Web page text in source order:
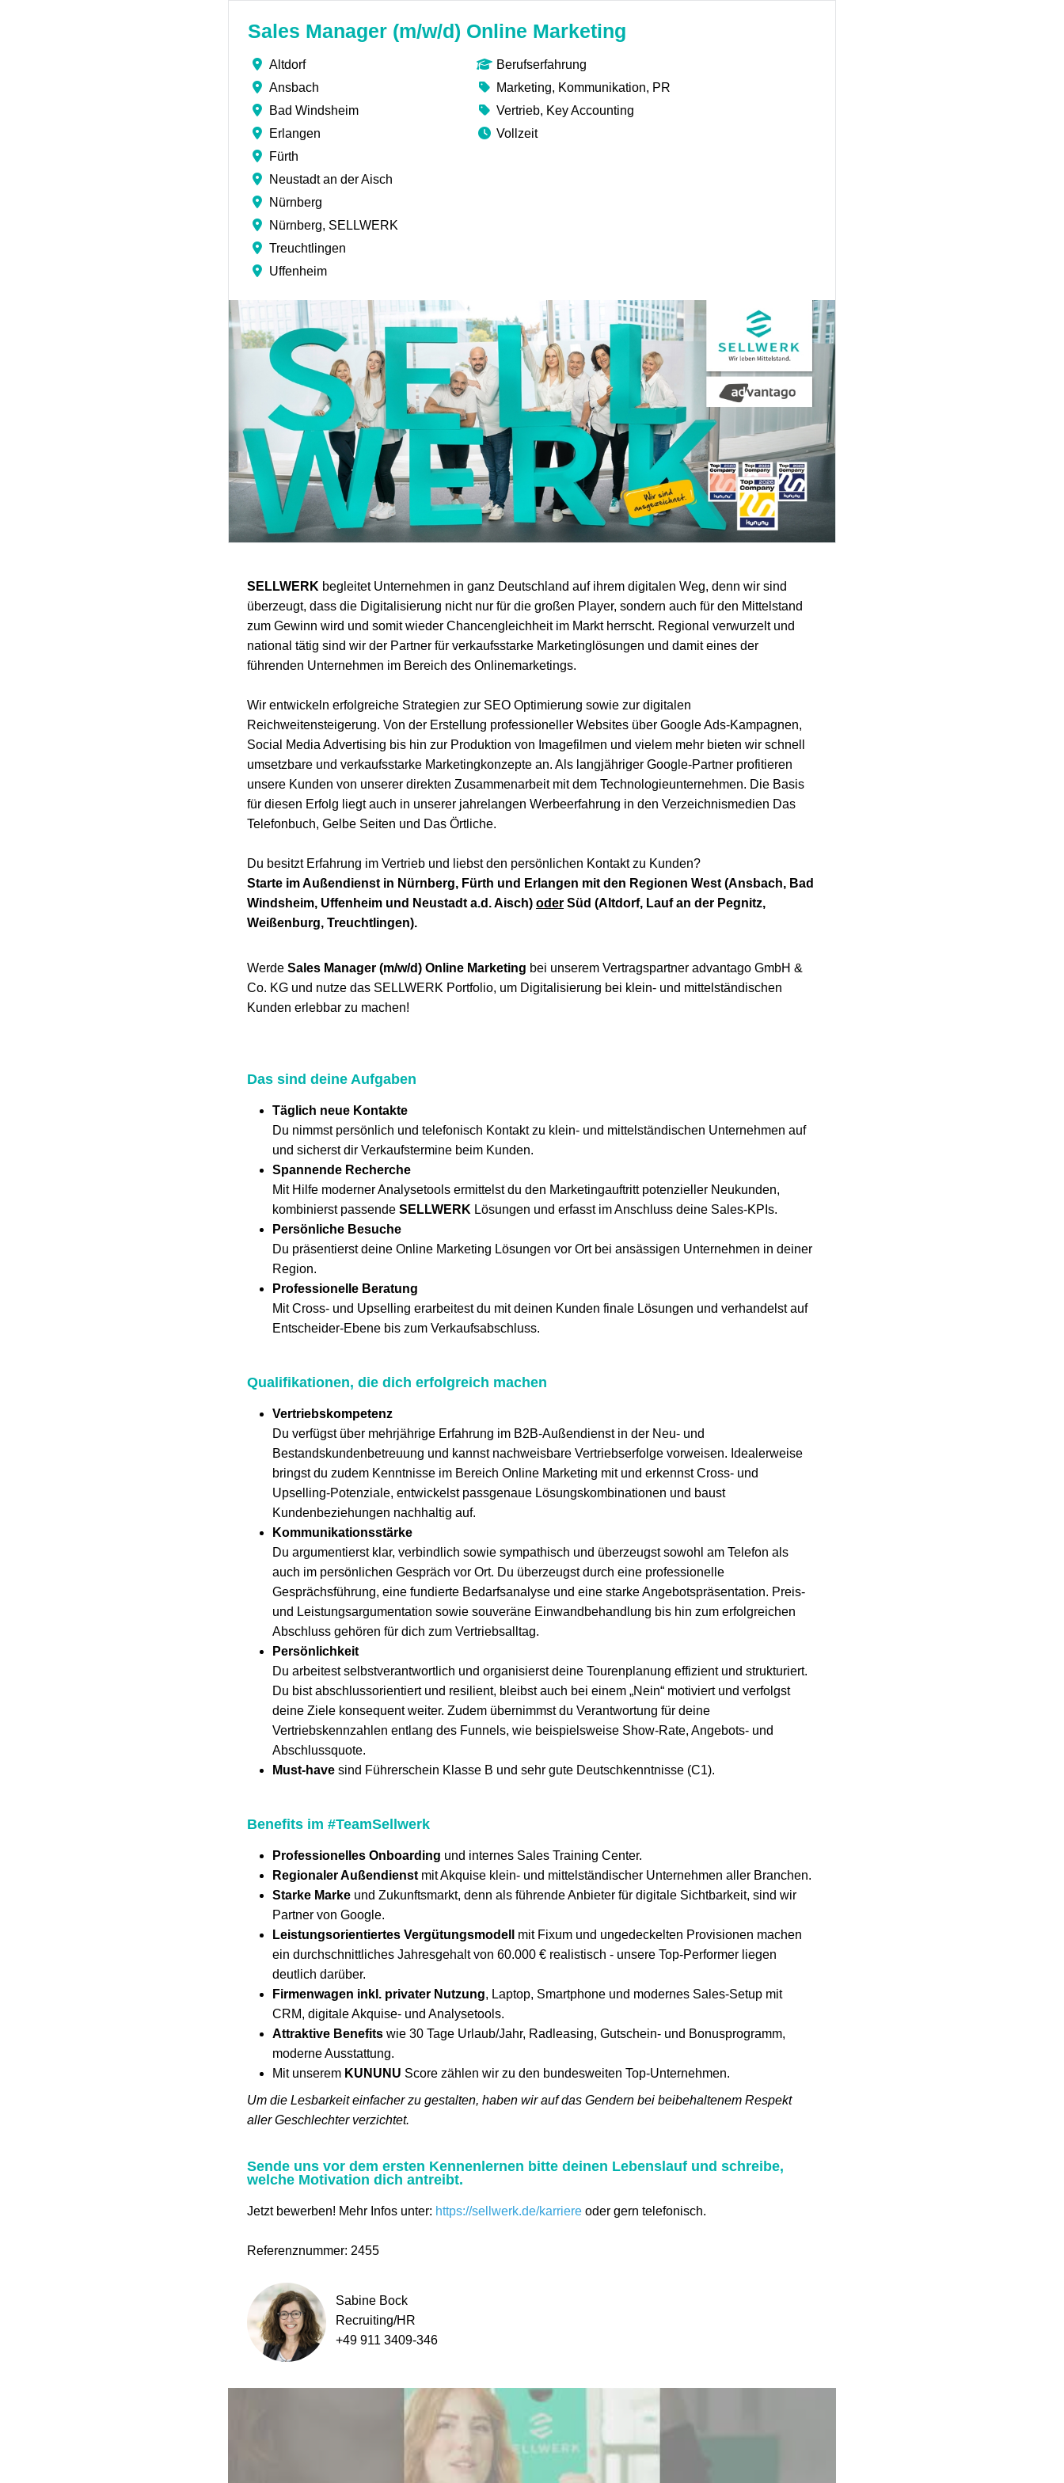
Sales Manager (m/w/d) Online Marketing
Altdorf
Ansbach
Bad Windsheim
Erlangen
Fürth
Neustadt an der Aisch
Nürnberg
Nürnberg, SELLWERK
Treuchtlingen
Uffenheim
Berufserfahrung
Marketing, Kommunikation, PR
Vertrieb, Key Accounting
Vollzeit
SELLWERK begleitet Unternehmen in ganz Deutschland auf ihrem digitalen Weg, denn wir sind
überzeugt, dass die Digitalisierung nicht nur für die großen Player, sondern auch für den Mittelstand
zum Gewinn wird und somit wieder Chancengleichheit im Markt herrscht. Regional verwurzelt und
national tätig sind wir der Partner für verkaufsstarke Marketinglösungen und damit eines der
führenden Unternehmen im Bereich des Onlinemarketings.
Wir entwickeln erfolgreiche Strategien zur SEO Optimierung sowie zur digitalen
Reichweitensteigerung. Von der Erstellung professioneller Websites über Google Ads-Kampagnen,
Social Media Advertising bis hin zur Produktion von Imagefilmen und vielem mehr bieten wir schnell
umsetzbare und verkaufsstarke Marketingkonzepte an. Als langjähriger Google-Partner profitieren
unsere Kunden von unserer direkten Zusammenarbeit mit dem Technologieunternehmen. Die Basis
für diesen Erfolg liegt auch in unserer jahrelangen Werbeerfahrung in den Verzeichnismedien Das
Telefonbuch, Gelbe Seiten und Das Örtliche.
Du besitzt Erfahrung im Vertrieb und liebst den persönlichen Kontakt zu Kunden?
Starte im Außendienst in Nürnberg, Fürth und Erlangen mit den Regionen West (Ansbach, Bad
Windsheim, Uffenheim und Neustadt a.d. Aisch) oder Süd (Altdorf, Lauf an der Pegnitz,
Weißenburg, Treuchtlingen).
Werde Sales Manager (m/w/d) Online Marketing bei unserem Vertragspartner advantago GmbH &
Co. KG und nutze das SELLWERK Portfolio, um Digitalisierung bei klein- und mittelständischen
Kunden erlebbar zu machen!
Das sind deine Aufgaben
Täglich neue Kontakte
Du nimmst persönlich und telefonisch Kontakt zu klein- und mittelständischen Unternehmen auf
und sicherst dir Verkaufstermine beim Kunden.
Spannende Recherche
Mit Hilfe moderner Analysetools ermittelst du den Marketingauftritt potenzieller Neukunden,
kombinierst passende SELLWERK Lösungen und erfasst im Anschluss deine Sales-KPIs.
Persönliche Besuche
Du präsentierst deine Online Marketing Lösungen vor Ort bei ansässigen Unternehmen in deiner
Region.
Professionelle Beratung
Mit Cross- und Upselling erarbeitest du mit deinen Kunden finale Lösungen und verhandelst auf
Entscheider-Ebene bis zum Verkaufsabschluss.
Qualifikationen, die dich erfolgreich machen
Vertriebskompetenz
Du verfügst über mehrjährige Erfahrung im B2B-Außendienst in der Neu- und
Bestandskundenbetreuung und kannst nachweisbare Vertriebserfolge vorweisen. Idealerweise
bringst du zudem Kenntnisse im Bereich Online Marketing mit und erkennst Cross- und
Upselling-Potenziale, entwickelst passgenaue Lösungskombinationen und baust
Kundenbeziehungen nachhaltig auf.
Kommunikationsstärke
Du argumentierst klar, verbindlich sowie sympathisch und überzeugst sowohl am Telefon als
auch im persönlichen Gespräch vor Ort. Du überzeugst durch eine professionelle
Gesprächsführung, eine fundierte Bedarfsanalyse und eine starke Angebotspräsentation. Preis-
und Leistungsargumentation sowie souveräne Einwandbehandlung bis hin zum erfolgreichen
Abschluss gehören für dich zum Vertriebsalltag.
Persönlichkeit
Du arbeitest selbstverantwortlich und organisierst deine Tourenplanung effizient und strukturiert.
Du bist abschlussorientiert und resilient, bleibst auch bei einem „Nein“ motiviert und verfolgst
deine Ziele konsequent weiter. Zudem übernimmst du Verantwortung für deine
Vertriebskennzahlen entlang des Funnels, wie beispielsweise Show-Rate, Angebots- und
Abschlussquote.
Must-have sind Führerschein Klasse B und sehr gute Deutschkenntnisse (C1).
Benefits im #TeamSellwerk
Professionelles Onboarding und internes Sales Training Center.
Regionaler Außendienst mit Akquise klein- und mittelständischer Unternehmen aller Branchen.
Starke Marke und Zukunftsmarkt, denn als führende Anbieter für digitale Sichtbarkeit, sind wir
Partner von Google.
Leistungsorientiertes Vergütungsmodell mit Fixum und ungedeckelten Provisionen machen
ein durchschnittliches Jahresgehalt von 60.000 € realistisch - unsere Top-Performer liegen
deutlich darüber.
Firmenwagen inkl. privater Nutzung, Laptop, Smartphone und modernes Sales-Setup mit
CRM, digitale Akquise- und Analysetools.
Attraktive Benefits wie 30 Tage Urlaub/Jahr, Radleasing, Gutschein- und Bonusprogramm,
moderne Ausstattung.
Mit unserem KUNUNU Score zählen wir zu den bundesweiten Top-Unternehmen.
Um die Lesbarkeit einfacher zu gestalten, haben wir auf das Gendern bei beibehaltenem Respekt
aller Geschlechter verzichtet.
Sende uns vor dem ersten Kennenlernen bitte deinen Lebenslauf und schreibe,
welche Motivation dich antreibt.
Jetzt bewerben! Mehr Infos unter: https://sellwerk.de/karriere oder gern telefonisch.
Referenznummer: 2455
Sabine Bock
Recruiting/HR
+49 911 3409-346